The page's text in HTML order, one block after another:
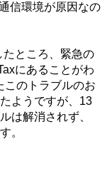
信環境が原因なの
ところ、緊急の
にあることがわ
このトラブルのお
ようですが、 13
は解消されず、
。